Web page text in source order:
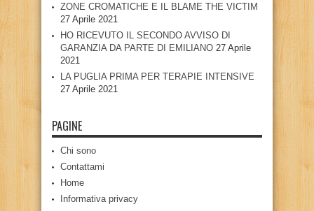
ZONE CROMATICHE E IL BLAME THE VICTIM
27 Aprile 2021
HO RICEVUTO IL SECONDO AVVISO DI
GARANZIA DA PARTE DI EMILIANO 27 Aprile
2021
LA PUGLIA PRIMA PER TERAPIE INTENSIVE
27 Aprile 2021
PAGINE
Chi sono
Contattami
Home
Informativa privacy